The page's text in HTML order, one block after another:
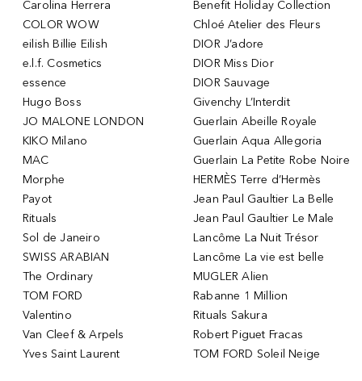
Carolina Herrera
COLOR WOW
eilish Billie Eilish
e.l.f. Cosmetics
essence
Hugo Boss
JO MALONE LONDON
KIKO Milano
MAC
Morphe
Payot
Rituals
Sol de Janeiro
SWISS ARABIAN
The Ordinary
TOM FORD
Valentino
Van Cleef & Arpels
Yves Saint Laurent
Benefit Holiday Collection
Chloé Atelier des Fleurs
DIOR J’adore
DIOR Miss Dior
DIOR Sauvage
Givenchy L’Interdit
Guerlain Abeille Royale
Guerlain Aqua Allegoria
Guerlain La Petite Robe Noire
HERMÈS Terre d’Hermès
Jean Paul Gaultier La Belle
Jean Paul Gaultier Le Male
Lancôme La Nuit Trésor
Lancôme La vie est belle
MUGLER Alien
Rabanne 1 Million
Rituals Sakura
Robert Piguet Fracas
TOM FORD Soleil Neige